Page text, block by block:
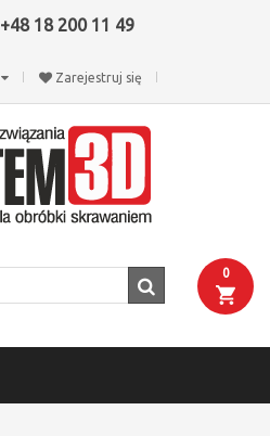
+48 18 200 11 49
Zarejestruj się
0